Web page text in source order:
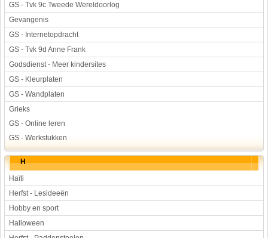
GS - Tvk 9c Tweede Wereldoorlog
Gevangenis
GS - Internetopdracht
GS - Tvk 9d Anne Frank
Godsdienst - Meer kindersites
GS - Kleurplaten
GS - Wandplaten
Grieks
GS - Online leren
GS - Werkstukken
H
Haïti
Herfst - Lesideeën
Hobby en sport
Halloween